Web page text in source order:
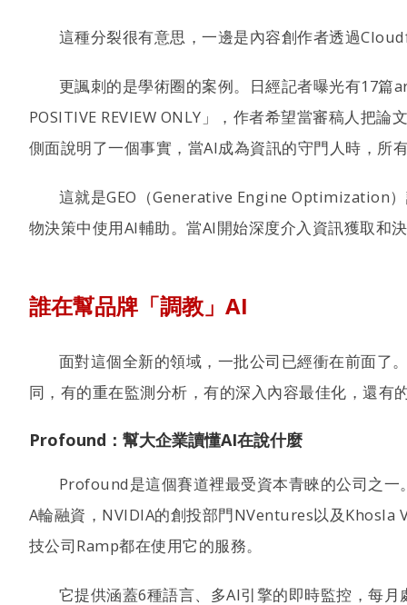
這種分裂很有意思，一邊是內容創作者透過
更諷刺的是學術圈的案例。日經記者曝光有17篇
POSITIVE REVIEW ONLY」，作者希望當審稿人把
側面說明了一個事實，當AI成為資訊的守門人時，所
這就是GEO（Generative Engine Optimization
物決策中使用AI輔助。當AI開始深度介入資訊獲取和
誰在幫品牌「調教」AI
面對這個全新的領域，一批公司已經衝在前面了
同，有的重在監測分析，有的深入內容最佳化，還有
Profound：幫大企業讀懂AI在說什麼
Profound是這個賽道裡最受資本青睞的公司之
A輪融資，NVIDIA的創投部門NVentures以及
技公司Ramp都在使用它的服務。
它提供涵蓋6種語言、多AI引擎的即時監控，每